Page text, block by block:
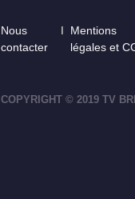
Footer
Nous
contacter
Mentions
légales et
COPYRIGHT © 2019 TV